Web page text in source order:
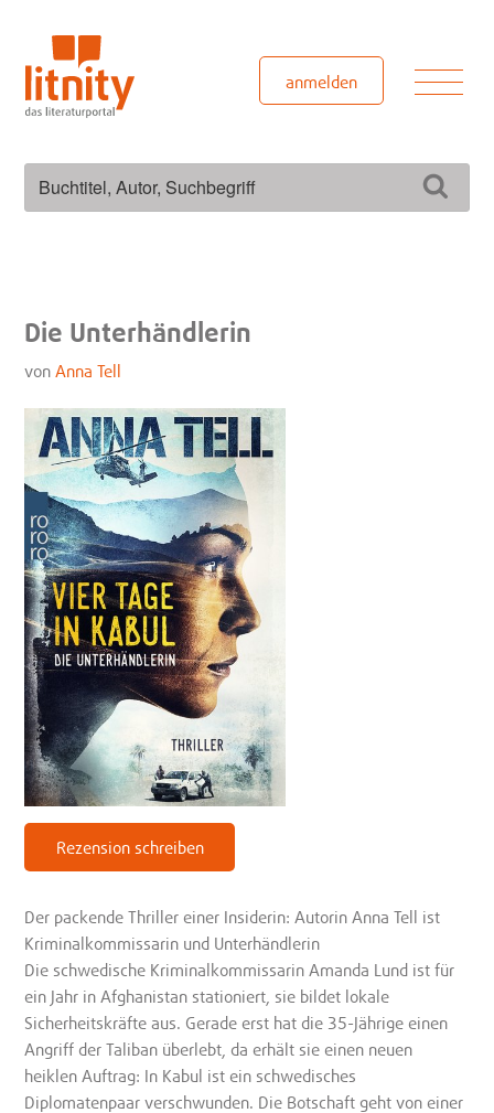
springen
anmelden
Die Unterhändlerin
vonAnna Tell
Rezension schreiben
Der packende Thriller einer Insiderin: Autorin Anna Tell ist
Kriminalkommissarin und Unterhändlerin
Die schwedische Kriminalkommissarin Amanda Lund ist für
ein Jahr in Afghanistan stationiert, sie bildet lokale
Sicherheitskräfte aus. Gerade erst hat die 35-Jährige einen
Angriff der Taliban überlebt, da erhält sie einen neuen
heiklen Auftrag: In Kabul ist ein schwedisches
Diplomatenpaar verschwunden. Die Botschaft geht von einer